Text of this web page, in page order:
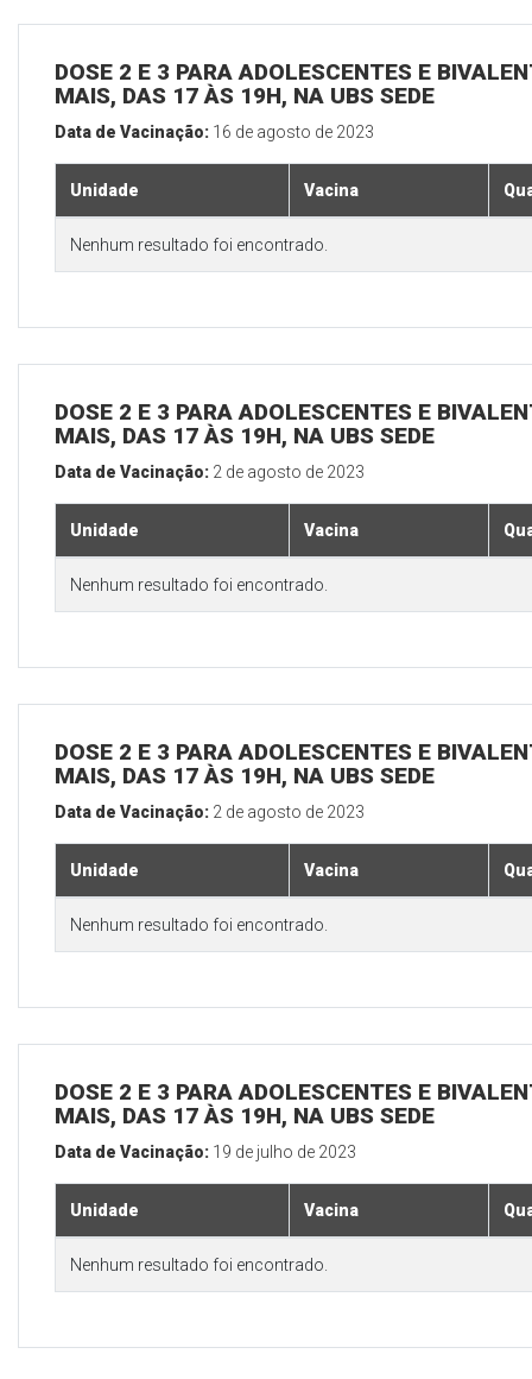
DOSE 2 E 3 PARA ADOLESCENTES E
MAIS, DAS 17 ÀS 19H, NA UBS SEDE
Data de Vacinação: 16 de agosto de 2023
Unidade Vacina
Nenhum resultado foi encontrado.
DOSE 2 E 3 PARA ADOLESCENTES E
MAIS, DAS 17 ÀS 19H, NA UBS SEDE
Data de Vacinação: 2 de agosto de 2023
Unidade Vacina
Nenhum resultado foi encontrado.
DOSE 2 E 3 PARA ADOLESCENTES E
MAIS, DAS 17 ÀS 19H, NA UBS SEDE
Data de Vacinação: 2 de agosto de 2023
Unidade Vacina
Nenhum resultado foi encontrado.
DOSE 2 E 3 PARA ADOLESCENTES E
MAIS, DAS 17 ÀS 19H, NA UBS SEDE
Data de Vacinação: 19 de julho de 2023
Unidade Vacina
Nenhum resultado foi encontrado.